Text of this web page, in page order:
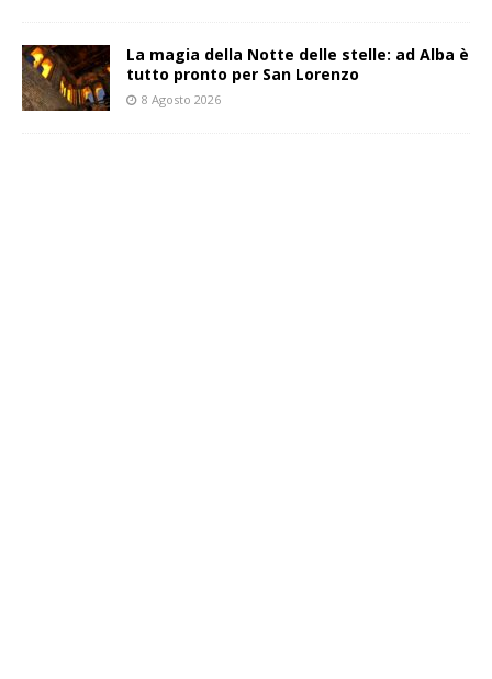
La magia della Notte delle stelle: ad Alba è
tutto pronto per San Lorenzo
8 Agosto 2026